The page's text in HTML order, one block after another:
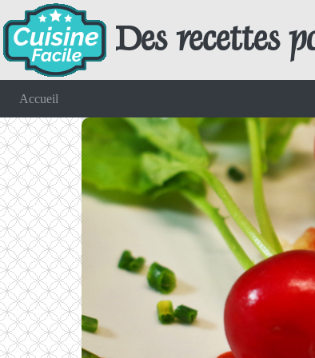
Des recettes
Accueil